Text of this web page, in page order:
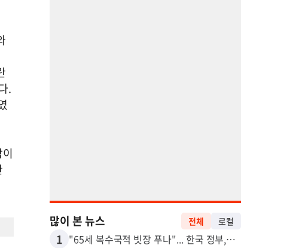
.
많이 본 뉴스 전체 로컬
1 "65세 복수국적 빗장 푸나"... 한국 정부, 연령 완화 전면 추진